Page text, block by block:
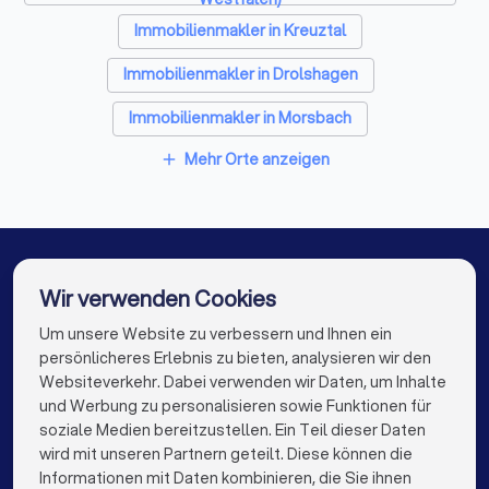
Immobilienmakler in Kreuztal
Immobilienmakler in Drolshagen
Immobilienmakler in Morsbach
Immobilienmakler in Siegen
Immobilienmakler in Attendorn
Immobilienmakler in Kirchhundem
Immobilienmakler in Berlin
Immobilienmakler in Hamburg
Immobilienmakler in München
add Mehr Orte anzeigen
Die besten Immobilienmakler für Sie
info@trustlocal.de
Wir verwenden Cookies
Um unsere Website zu verbessern und Ihnen ein
persönlicheres Erlebnis zu bieten, analysieren wir den
Websiteverkehr. Dabei verwenden wir Daten, um Inhalte
und Werbung zu personalisieren sowie Funktionen für
soziale Medien bereitzustellen. Ein Teil dieser Daten
wird mit unseren Partnern geteilt. Diese können die
Informationen mit Daten kombinieren, die Sie ihnen